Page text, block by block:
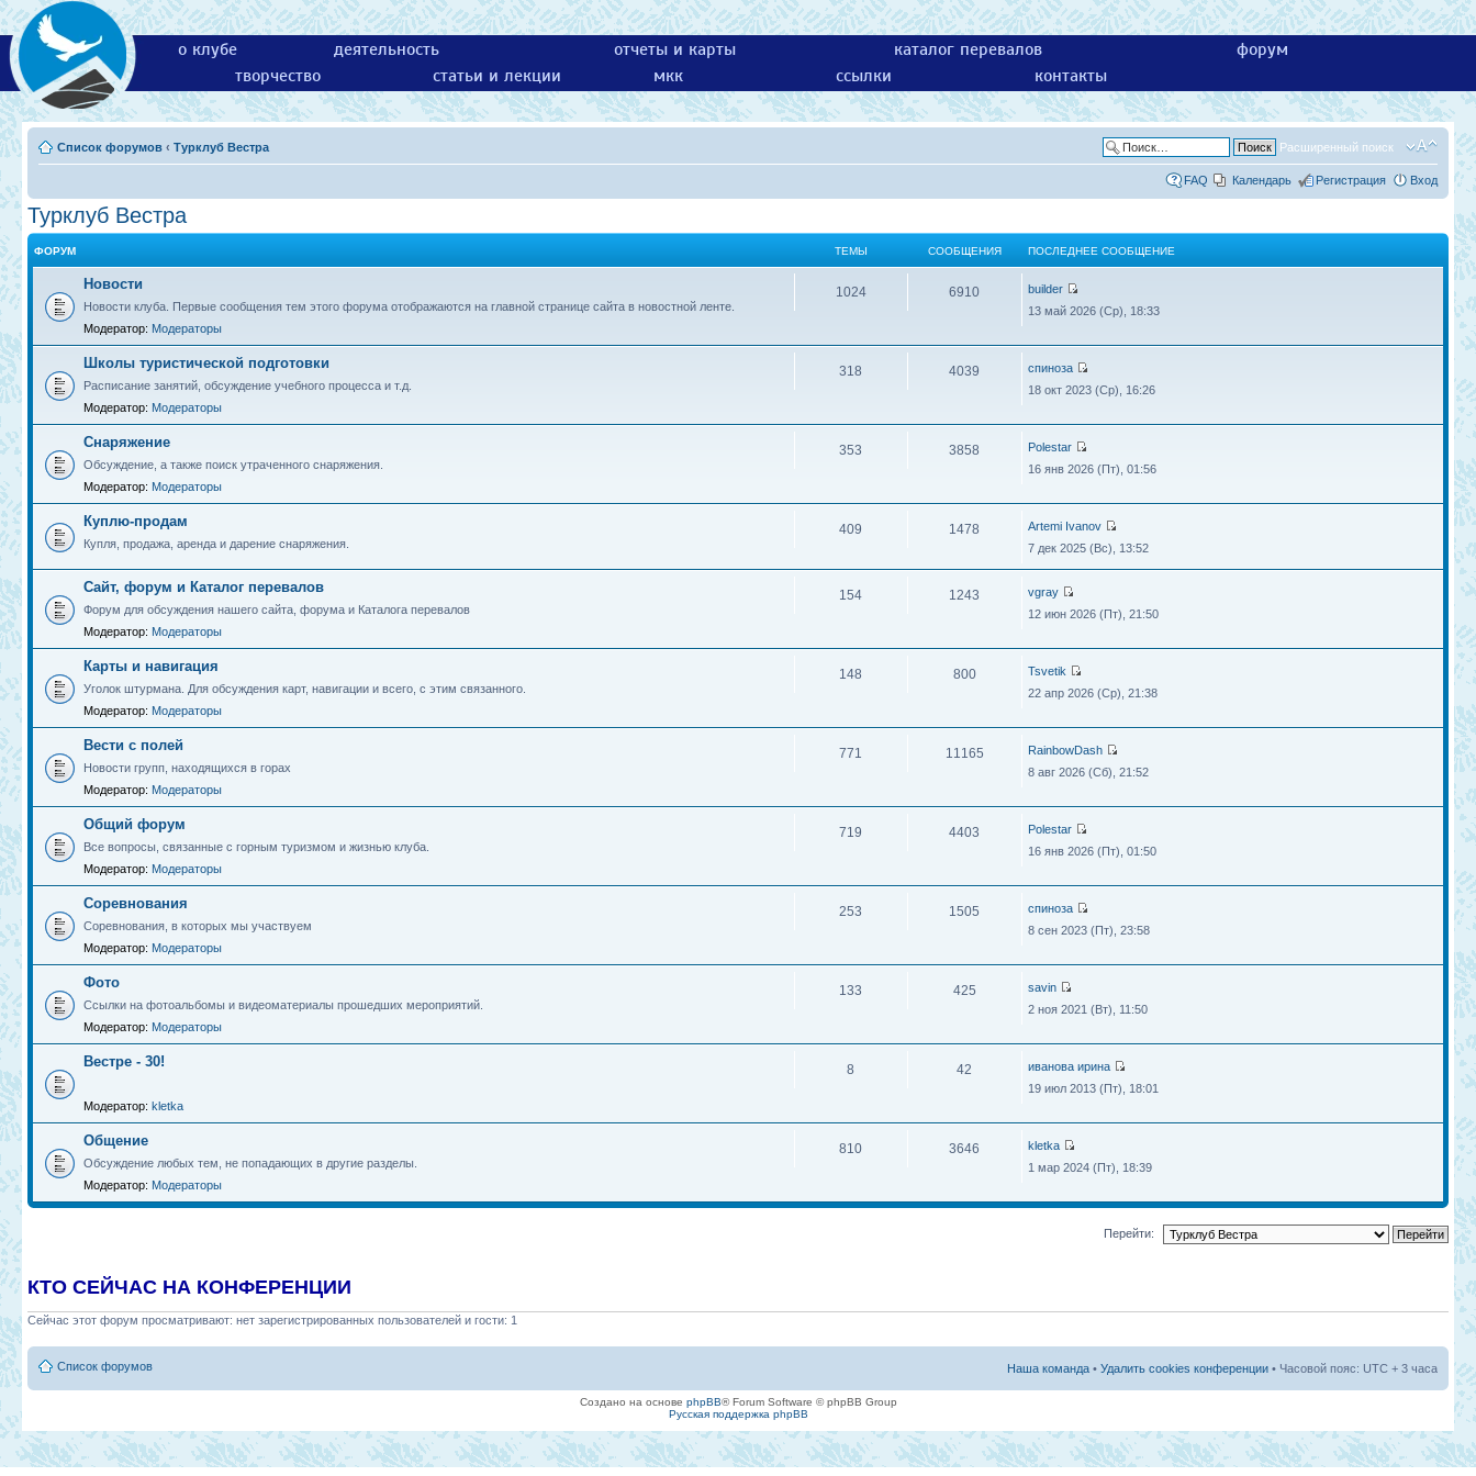
о клубе деятельность отчеты и карты каталог перевалов
форум
творчество
статьи и лекции мкк ссылки контакты
Список форумов ‹ Турклуб Вестра Расширенный поиск
FAQ Календарь Регистрация Вход
Турклуб Вестра
ФОРУМ ТЕМЫ СООБЩЕНИЯ ПОСЛЕДНЕЕ СООБЩЕНИЕ
Новости
Новости клуба. Первые сообщения тем этого форума отображаются на главной странице сайта в новостной ленте.
Модератор: Модераторы
1024 6910
builder
13 май 2026 (Ср), 18:33
Школы туристической подготовки
Расписание занятий, обсуждение учебного процесса и т.д.
Модератор: Модераторы
318 4039
спиноза
18 окт 2023 (Ср), 16:26
Снаряжение
Обсуждение, а также поиск утраченного снаряжения.
Модератор: Модераторы
353 3858
Polestar
16 янв 2026 (Пт), 01:56
Куплю-продам
Купля, продажа, аренда и дарение снаряжения.
409 1478
Artemi Ivanov
7 дек 2025 (Вс), 13:52
Сайт, форум и Каталог перевалов
Форум для обсуждения нашего сайта, форума и Каталога перевалов
Модератор: Модераторы
154 1243
vgray
12 июн 2026 (Пт), 21:50
Карты и навигация
Уголок штурмана. Для обсуждения карт, навигации и всего, с этим связанного.
Модератор: Модераторы
148 800
Tsvetik
22 апр 2026 (Ср), 21:38
Вести с полей
Новости групп, находящихся в горах
Модератор: Модераторы
771 11165
RainbowDash
8 авг 2026 (Сб), 21:52
Общий форум
Все вопросы, связанные с горным туризмом и жизнью клуба.
Модератор: Модераторы
719 4403
Polestar
16 янв 2026 (Пт), 01:50
Соревнования
Соревнования, в которых мы участвуем
Модератор: Модераторы
253 1505
спиноза
8 сен 2023 (Пт), 23:58
Фото
Ссылки на фотоальбомы и видеоматериалы прошедших мероприятий.
Модератор: Модераторы
133 425
savin
2 ноя 2021 (Вт), 11:50
Вестре - 30!
Модератор: kletka
8 42
иванова ирина
19 июл 2013 (Пт), 18:01
Общение
Обсуждение любых тем, не попадающих в другие разделы.
Модератор: Модераторы
810 3646
kletka
1 мар 2024 (Пт), 18:39
Перейти:
КТО СЕЙЧАС НА КОНФЕРЕНЦИИ
Сейчас этот форум просматривают: нет зарегистрированных пользователей и гости: 1
Список форумов Наша команда • Удалить cookies конференции • Часовой пояс: UTC + 3 часа
Создано на основе phpBB® Forum Software © phpBB Group
Русская поддержка phpBB